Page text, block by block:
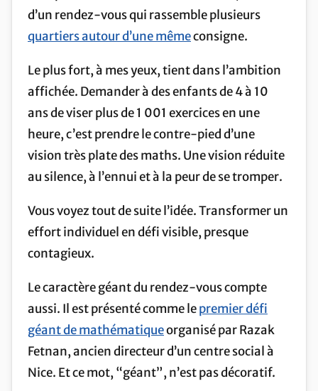
d’un rendez-vous qui rassemble plusieurs
quartiers autour d’une mêmeconsigne.
Le plus fort, à mes yeux, tient dans l’ambition
affichée. Demander à des enfants de 4 à 10
ans de viser plus de 1 001 exercices en une
heure, c’est prendre le contre-pied d’une
vision très plate des maths. Une vision réduite
au silence, à l’ennui et à la peur de se tromper.
Vous voyez tout de suite l’idée. Transformer un
effort individuel en défi visible, presque
contagieux.
Le caractère géant du rendez-vous compte
aussi. Il est présenté comme lepremier défi
géant de mathématiqueorganisé par Razak
Fetnan, ancien directeur d’un centre social à
Nice. Et ce mot, “géant”, n’est pas décoratif.